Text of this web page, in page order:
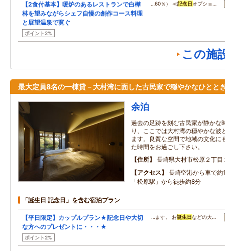
【2食付基本】暖炉のあるレストランで白樺
林を望みながらシェフ自慢の創作コース料理
と展望温泉で寛ぐ
ポイント2%
…60％） ≪記念日 オプショ…
この施
最大定員8名の一棟貸－大村湾に面した古民家で穏やかなひとと
余泊
過去の足跡を刻む古民家が静かな
り、ここでは大村湾の穏やかな波
ます。良質な空間で地域の文化に
た時間をお過ごし下さい。
住所
長崎県大村市松原２丁目
アクセス
長崎空港から車で
「松原駅」から徒歩約8分
「誕生日 記念日」を含む宿泊プラン
【平日限定】カップルプラン★記念日や大切
な方へのプレゼントに・・・★
ポイント2%
…ます。 お誕生日などの大…